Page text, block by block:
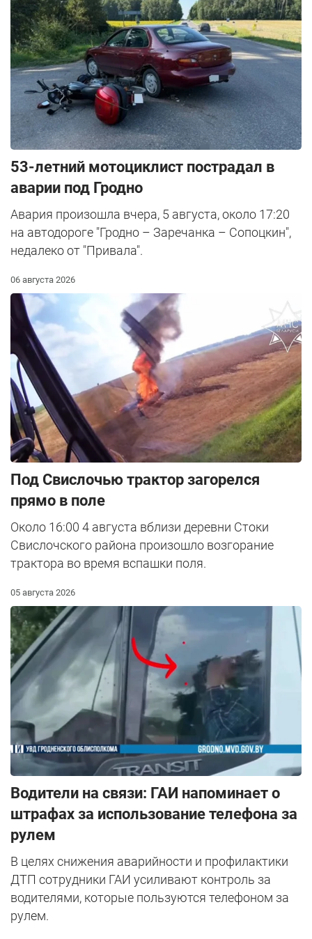
53-летний мотоциклист пострадал в
аварии под Гродно
Авария произошла вчера, 5 августа, около 17:20
на автодороге "Гродно – Заречанка – Сопоцкин",
недалеко от "Привала".
06 августа 2026
Под Свислочью трактор загорелся
прямо в поле
Около 16:00 4 августа вблизи деревни Стоки
Свислочского района произошло возгорание
трактора во время вспашки поля.
05 августа 2026
Водители на связи: ГАИ напоминает о
штрафах за использование телефона за
рулем
В целях снижения аварийности и профилактики
ДТП сотрудники ГАИ усиливают контроль за
водителями, которые пользуются телефоном за
рулем.